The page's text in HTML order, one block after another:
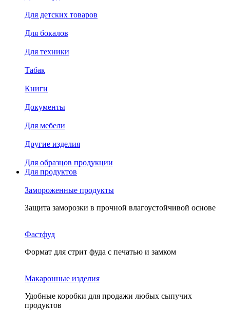
Для детских товаров
Для бокалов
Для техники
Табак
Книги
Документы
Для мебели
Другие изделия
Для образцов продукции
Для продуктов
Замороженные продукты
Защита заморозки в прочной влагоустойчивой основе
Фастфуд
Формат для стрит фуда с печатью и замком
Макаронные изделия
Удобные коробки для продажи любых сыпучих
продуктов